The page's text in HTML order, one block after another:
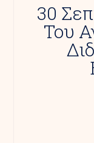
30
Του